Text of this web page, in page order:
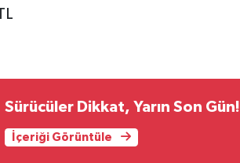
Sürücüler Dikkat, Yarın Son Gün!
İçeriği Görüntüle